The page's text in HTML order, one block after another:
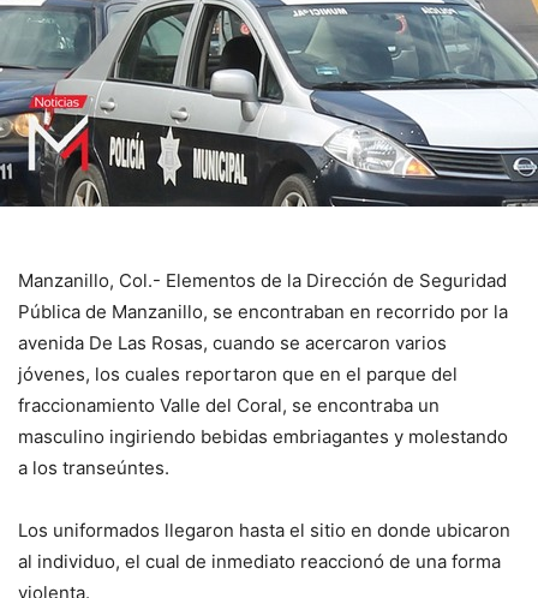
Manzanillo, Col.- Elementos de la Dirección de Seguridad
Pública de Manzanillo, se encontraban en recorrido por la
avenida De Las Rosas, cuando se acercaron varios
jóvenes, los cuales reportaron que en el parque del
fraccionamiento Valle del Coral, se encontraba un
masculino ingiriendo bebidas embriagantes y molestando
a los transeúntes.
Los uniformados llegaron hasta el sitio en donde ubicaron
al individuo, el cual de inmediato reaccionó de una forma
violenta.